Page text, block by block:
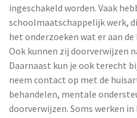
ingeschakeld worden. Vaak
schoolmaatschappelijk werk,
het onderzoeken wat er aan
Ook kunnen zij doorverwijzen
Daarnaast kun je ook terecht
neem contact op met de
behandelen, mentale
doorverwijzen. Soms werken